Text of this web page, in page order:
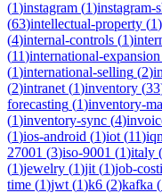
(1)instagram (1)instagram-
(63)intellectual-property (1)
(4)internal-controls (1)
(11)international-expansion
(1)international-selling (2)
(2)intranet (1)inventory (33
forecasting (1)inventory-
(1)inventory-sync (4)
(1)ios-android (1)iot (11)
27001 (3)iso-9001 (1)italy (
(1)jewelry (1)jit (1)job-
time (1)jwt (1)k6 (2)kafka (